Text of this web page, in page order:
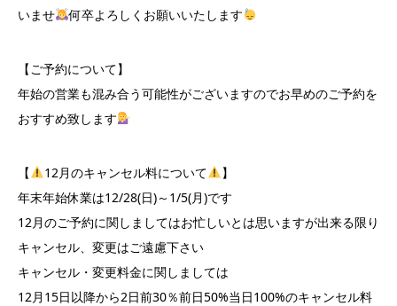
いませ
何卒よろしくお願いいたします
【ご予約について】
年始の営業も混み合う可能性がございますのでお早めのご予約を
おすすめ致します‪︎‬‪︎
【 12月のキャンセル料について
】
年末年始休業は12/28(日)～1/5(月)です
12月のご予約に関しましてはお忙しいとは思いますが出来る限り
キャンセル、変更はご遠慮下さい
キャンセル・変更料金に関しましては
12月15日以降から2日前30％前日50%当日100%のキャンセル料